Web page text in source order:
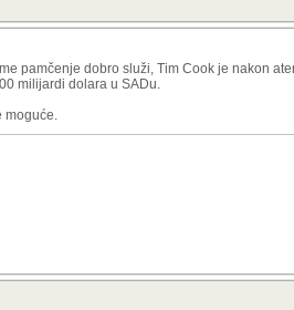
pamčenje dobro služi, Tim Cook je nakon
milijardi dolara u SADu.
moguće.